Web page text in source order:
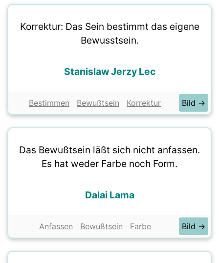
Korrektur: Das Sein bestimmt das eigene
Bewusstsein.
Stanislaw Jerzy Lec
Bestimmen Bewußtsein Korrektur Bild →
Das Bewußtsein läßt sich nicht anfassen.
Es hat weder Farbe noch Form.
Dalai Lama
Anfassen Bewußtsein Farbe Bild →